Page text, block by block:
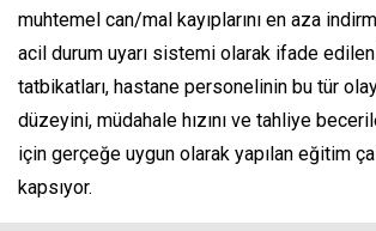
muhtemel can/mal kayıplarını en aza
acil durum uyarı sistemi olarak ifade edilen
tatbikatları, hastane personelinin bu tür
düzeyini, müdahale hızını ve tahliye
için gerçeğe uygun olarak yapılan eğitim
kapsıyor.